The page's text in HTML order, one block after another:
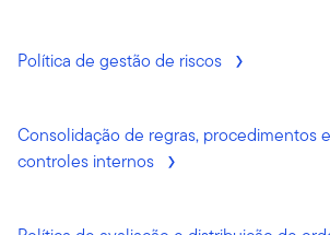
Política de gestão de riscos
Consolidação de regras, procedimentos
controles internos